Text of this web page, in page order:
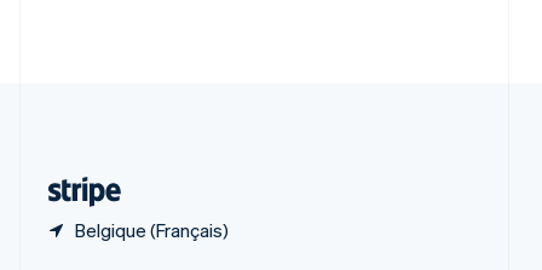
Belgique (Français)